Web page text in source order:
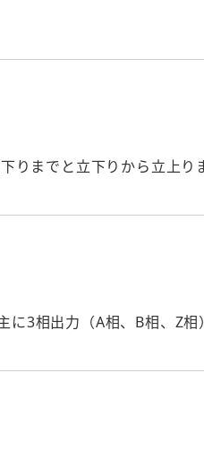
りまでと立下りから立上り
3相出力（A相、B相、Z